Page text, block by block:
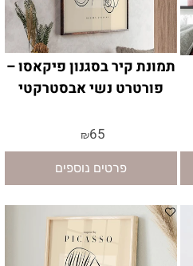
תמונת קיר בסגנון פיקאסו –
פורטרט נשי אבסטרקטי
₪65
פרטים נוספים